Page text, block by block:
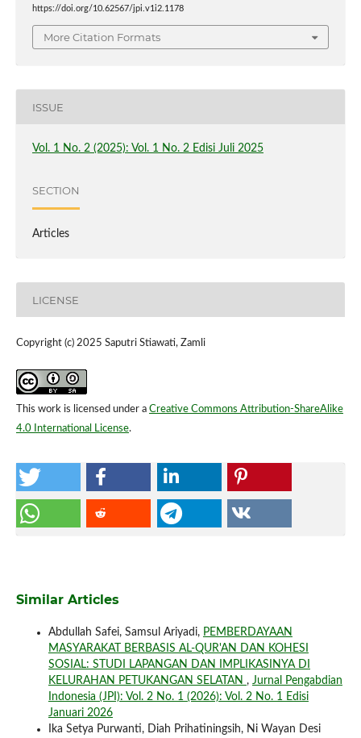
https://doi.org/10.62567/jpi.v1i2.1178
More Citation Formats
ISSUE
Vol. 1 No. 2 (2025): Vol. 1 No. 2 Edisi Juli 2025
SECTION
Articles
LICENSE
Copyright (c) 2025 Saputri Stiawati, Zamli
This work is licensed under a Creative Commons Attribution-ShareAlike
4.0 International License.
Similar Articles
Abdullah Safei, Samsul Ariyadi, PEMBERDAYAAN
MASYARAKAT BERBASIS AL-QUR'AN DAN KOHESI
SOSIAL: STUDI LAPANGAN DAN IMPLIKASINYA DI
KELURAHAN PETUKANGAN SELATAN , Jurnal Pengabdian
Indonesia (JPI): Vol. 2 No. 1 (2026): Vol. 2 No. 1 Edisi
Januari 2026
Ika Setya Purwanti, Diah Prihatiningsih, Ni Wayan Desi